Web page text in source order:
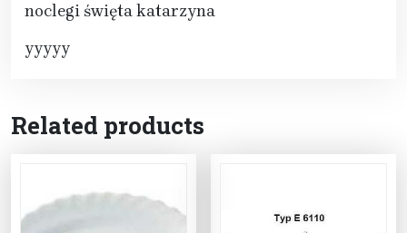
noclegi święta katarzyna
yyyyy
Related products